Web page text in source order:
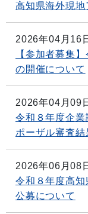
高知県海外現
2026年04月16
【参加者募集
の開催について
2026年04月09
令和８年度企業
ポーザル審査結
2026年06月08
令和８年度高
公募について